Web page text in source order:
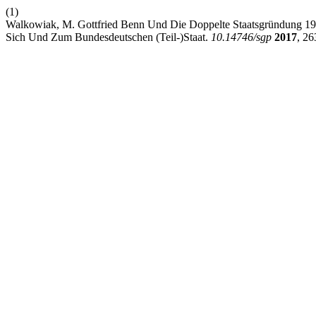
(1)
Walkowiak, M. Gottfried Benn Und Die Doppelte Staatsgründung
Sich Und Zum Bundesdeutschen (Teil-)Staat. 10.14746/sgp 2017,